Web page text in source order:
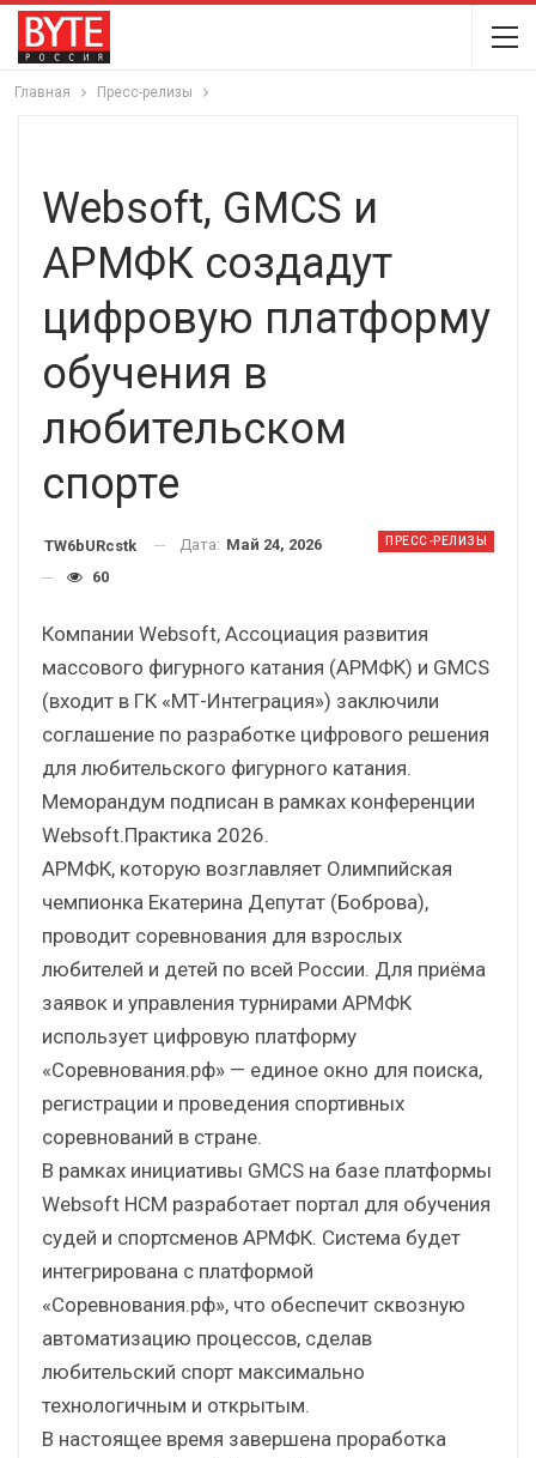
Главная Пресс-релизы
Websoft, GMCS и
АРМФК создадут
цифровую платформу
обучения в
любительском
спорте
ПРЕСС-РЕЛИЗЫ
TW6bURcstk Дата: Май 24, 2026
60
Компании Websoft, Ассоциация развития
массового фигурного катания (АРМФК) и GMCS
(входит в ГК «МТ-Интеграция») заключили
соглашение по разработке цифрового решения
для любительского фигурного катания.
Меморандум подписан в рамках конференции
Websoft.Практика 2026.
АРМФК, которую возглавляет Олимпийская
чемпионка Екатерина Депутат (Боброва),
проводит соревнования для взрослых
любителей и детей по всей России. Для приёма
заявок и управления турнирами АРМФК
использует цифровую платформу
«Соревнования.рф» — единое окно для поиска,
регистрации и проведения спортивных
соревнований в стране.
В рамках инициативы GMCS на базе платформы
Websoft HCM разработает портал для обучения
судей и спортсменов АРМФК. Система будет
интегрирована с платформой
«Соревнования.рф», что обеспечит сквозную
автоматизацию процессов, сделав
любительский спорт максимально
технологичным и открытым.
В настоящее время завершена проработка